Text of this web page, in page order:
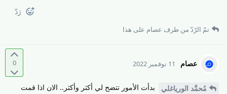
رَدّ
تمّ الرّدّ من طرف عصام على هذا
0 عصام 11 نوفمبر 2022
مُحمَّد الورياغلي
بدأت الأمور تتضح لي أكثر وأكثر.. الان اذا قمت